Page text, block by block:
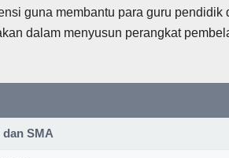
guna membantu para guru pendidik
dalam menyusun perangkat
dan SMA